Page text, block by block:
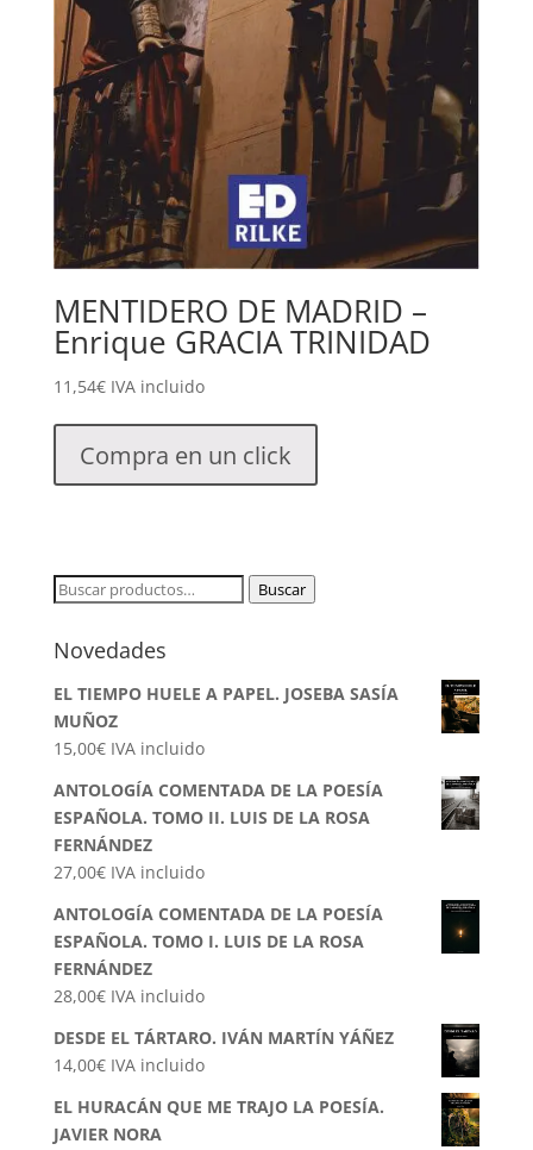
MENTIDERO DE MADRID –
Enrique GRACIA TRINIDAD
11,54€ IVA incluido
Compra en un click
Buscar
Buscar
Novedades
EL TIEMPO HUELE A PAPEL. JOSEBA SASÍA
MUÑOZ
15,00€ IVA incluido
ANTOLOGÍA COMENTADA DE LA POESÍA
ESPAÑOLA. TOMO II. LUIS DE LA ROSA
FERNÁNDEZ
27,00€ IVA incluido
ANTOLOGÍA COMENTADA DE LA POESÍA
ESPAÑOLA. TOMO I. LUIS DE LA ROSA
FERNÁNDEZ
28,00€ IVA incluido
DESDE EL TÁRTARO. IVÁN MARTÍN YÁÑEZ
14,00€ IVA incluido
EL HURACÁN QUE ME TRAJO LA POESÍA.
JAVIER NORA